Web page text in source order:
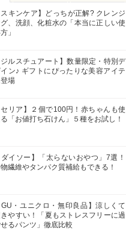
スキンケア】どっちが正解? クレンジ
グ、洗顔、化粧水の「本当に正しい使
」
ジルスチュアート】数量限定・特別デ
ン♪ ギフトにぴったりな美容アイテ
場
セリア】２個で100円！赤ちゃんも使
る「お値打ち石けん」５種をお試し！
ダイソー】「太らないおやつ」7選！
繊維やタンパク質補給もできる！
GU・ユニクロ・無印良品】涼しくて
きやすい！「夏もストレスフリーに過
るパンツ」徹底比較